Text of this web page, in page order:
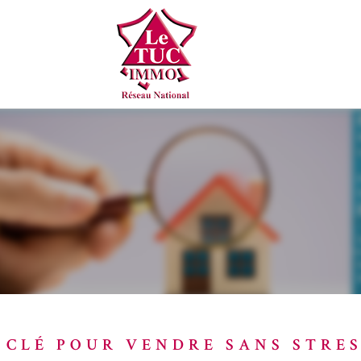
POUR VENDRE SANS